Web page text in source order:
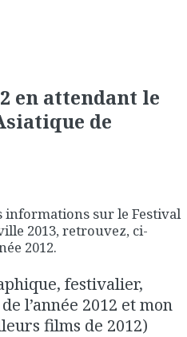
en attendant le
de
informations sur le Festival
2013, retrouvez, ci-
2012.
festivalier,
l’année 2012 et mon
films de 2012)